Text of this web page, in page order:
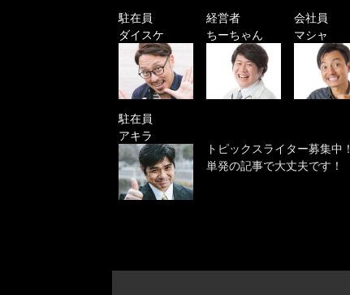
駐在員
ダイスケ
経営者
ちーちゃん
会社員
マシャ
駐在員
アキラ
トピックスライター募集中！
単発の記事で大丈夫です！